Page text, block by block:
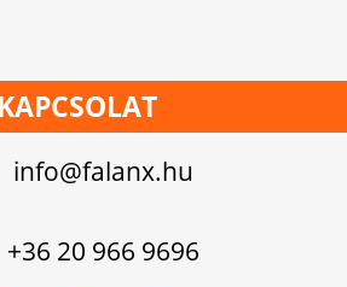
KAPCSOLAT
info@falanx.hu
+36 20 966 9696